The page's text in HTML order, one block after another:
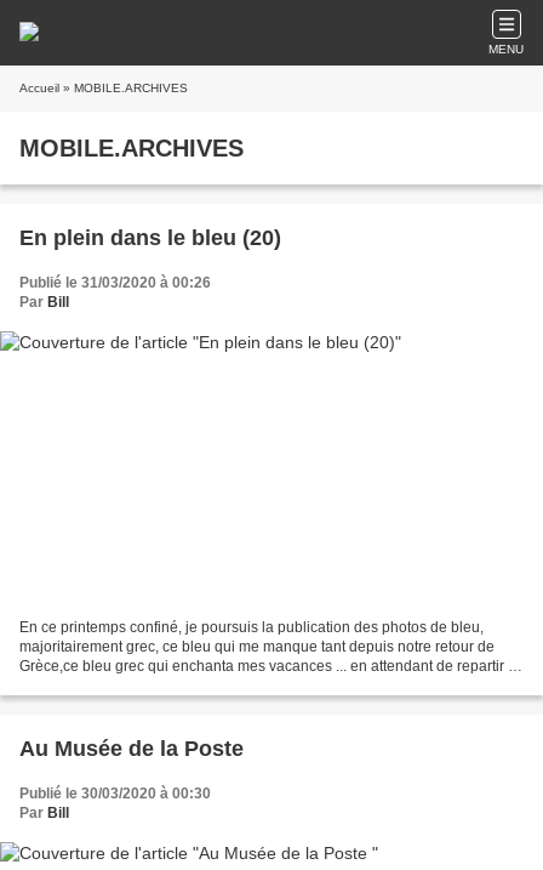
MENU
Accueil » MOBILE.ARCHIVES
MOBILE.ARCHIVES
En plein dans le bleu (20)
Publié le 31/03/2020 à 00:26
Par Bill
En ce printemps confiné, je poursuis la publication des photos de bleu,
majoritairement grec, ce bleu qui me manque tant depuis notre retour de
Grèce,ce bleu grec qui enchanta mes vacances ... en attendant de repartir ...
Au Musée de la Poste
Publié le 30/03/2020 à 00:30
Par Bill